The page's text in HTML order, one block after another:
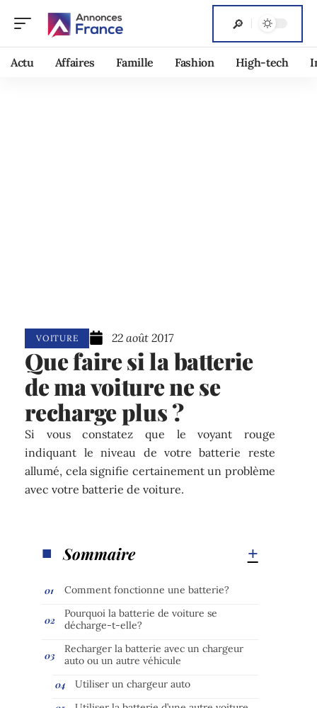
Actu Affaires Famille Fashion High-tech
VOITURE 22 août 2017
Que faire si la batterie
de ma voiture ne se
recharge plus ?
Si vous constatez que le voyant rouge
indiquant le niveau de votre batterie reste
allumé, cela signifie certainement un problème
avec votre batterie de voiture.
Sommaire
Comment fonctionne une batterie?
Pourquoi la batterie de voiture se
décharge-t-elle?
Recharger la batterie avec un chargeur
auto ou un autre véhicule
Utiliser un chargeur auto